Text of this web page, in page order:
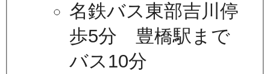
名鉄バス東部吉川停
歩5分 豊橋駅まで
バス10分